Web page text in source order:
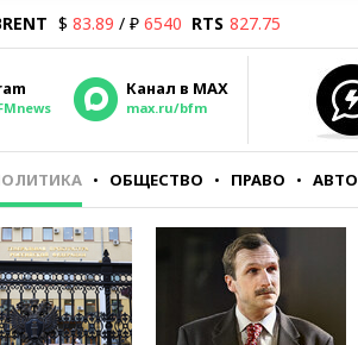
$ 83.89 / ₽ 6540 RTS 827.75
Канал в MAX
max.ru/bfm
ОБЩЕСТВО ПРАВО АВТО